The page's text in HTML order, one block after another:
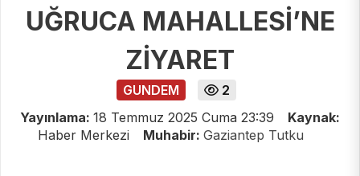
UĞRUCA MAHALLESİ’NE
ZİYARET
GUNDEM
2
Yayınlama: 18 Temmuz 2025 Cuma 23:39
Kaynak:
Haber Merkezi
Muhabir: Gaziantep Tutku